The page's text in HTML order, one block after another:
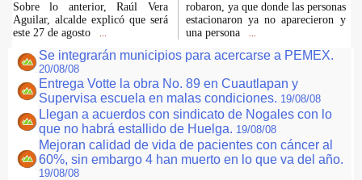
Sobre lo anterior, Raúl Vera
Aguilar, alcalde explicó que será
este 27 de agosto
robaron, ya que donde las personas
estacionaron ya no aparecieron y
una persona
Se integrarán municipios para acercarse a PEMEX.
20/08/08
Entrega Votte la obra No. 89 en Cuautlapan y
Supervisa escuela en malas condiciones. 19/08/08
Llegan a acuerdos con sindicato de Nogales con lo
que no habrá estallido de Huelga. 19/08/08
Mejoran calidad de vida de pacientes con cáncer al
60%, sin embargo 4 han muerto en lo que va del año.
19/08/08